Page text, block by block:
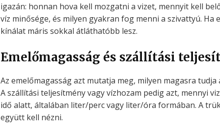
igazán: honnan hova kell mozgatni a vizet, mennyit kell
víz minősége, és milyen gyakran fog menni a szivattyú. Ha
kínálat máris sokkal átláthatóbb lesz.
Emelőmagasság és szállítási
Az emelőmagasság azt mutatja meg, milyen magasra
A szállítási teljesítmény vagy vízhozam pedig azt, mennyi
idő alatt, általában liter/perc vagy liter/óra formában. A
együtt kell nézni.